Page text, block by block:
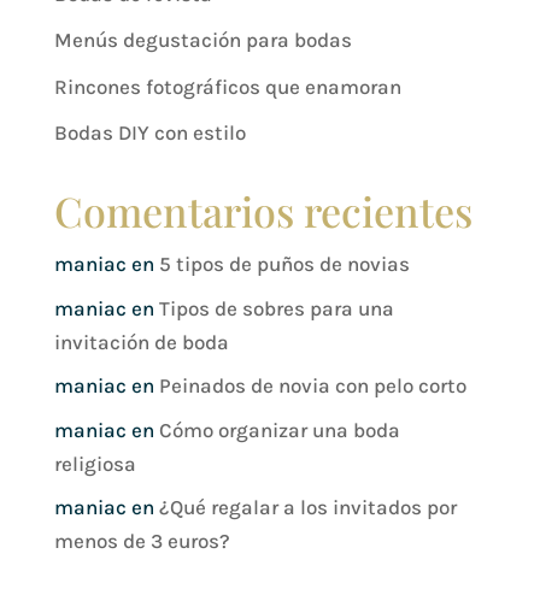
Menús degustación para bodas
Rincones fotográficos que enamoran
Bodas DIY con estilo
Comentarios recientes
maniac en 5 tipos de puños de novias
maniac en Tipos de sobres para una
invitación de boda
maniac en Peinados de novia con pelo corto
maniac en Cómo organizar una boda
religiosa
maniac en ¿Qué regalar a los invitados por
menos de 3 euros?